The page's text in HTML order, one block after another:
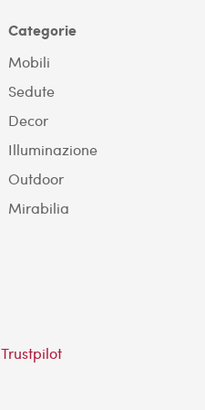
Categorie
Mobili
Sedute
Decor
Illuminazione
Outdoor
Mirabilia
Trustpilot